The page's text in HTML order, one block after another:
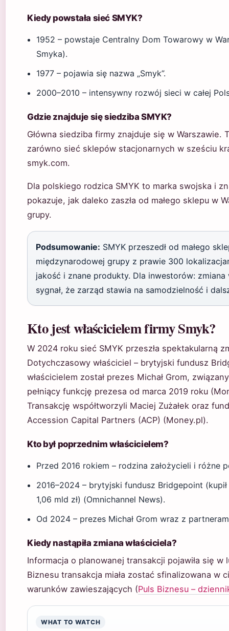
Kiedy powstała sieć SMYK?
1952 – powstaje Centralny Dom Towarowy w
Smyka).
1977 – pojawia się nazwa „Smyk”.
2000–2010 – intensywny rozwój sieci w całej
Gdzie znajduje się siedziba SMYK?
Główna siedziba firmy znajduje się w Warszawie.
zarówno sieć sklepów stacjonarnych w sześciu
smyk.com.
Dla polskiego rodzica SMYK to marka swojska i
pokazuje, jak daleko zaszła od małego sklepu w
grupy.
Podsumowanie: SMYK przeszedł od małego
międzynarodowej grupy z prawie 300
jakość i znane produkty. Dla inwestorów:
sygnał, że zarząd stawia na samodzielność i
Kto jest właścicielem firmy Smyk?
W 2024 roku sieć SMYK przeszła spektakularną
Dotychczasowy właściciel – brytyjski fundusz
właścicielem został prezes Michał Grom,
pełniący funkcję prezesa od marca 2019 roku
Transakcję współtworzyli Maciej Zużałek oraz
Accession Capital Partners (ACP) (Money.pl).
Kto był poprzednim właścicielem?
Przed 2016 rokiem – rodzina założycieli i różne
2016–2024 – brytyjski fundusz Bridgepoint
1,06 mld zł) (Omnichannel News).
Od 2024 – prezes Michał Grom wraz z
Kiedy nastąpiła zmiana właściciela?
Informacja o planowanej transakcji pojawiła się w
Biznesu transakcja miała zostać sfinalizowana w
warunków zawieszających (Puls Biznesu –
WHAT TO WATCH